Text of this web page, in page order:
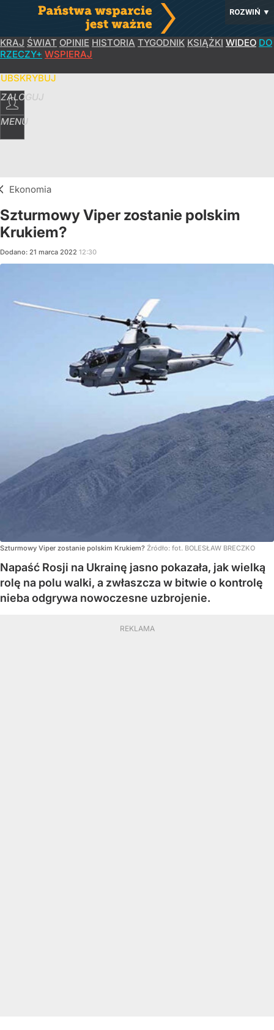
ROZWIŃ ▼
KRAJ ŚWIAT OPINIE HISTORIA TYGODNIK KSIĄŻKI WIDEO DO
RZECZY+ WSPIERAJ
ZALOGUJ
MENU
Ekonomia
Szturmowy Viper zostanie polskim
Krukiem?
Dodano: 21 marca 2022 12:30
Szturmowy Viper zostanie polskim Krukiem? Źródło: fot. BOLESŁAW BRECZKO
Napaść Rosji na Ukrainę jasno pokazała, jak wielką
rolę na polu walki, a zwłaszcza w bitwie o kontrolę
nieba odgrywa nowoczesne uzbrojenie.